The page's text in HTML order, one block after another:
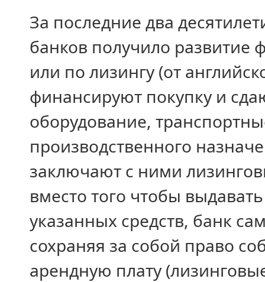
За последние два
банков получило
или по лизингу (от
финансируют покупку и
оборудование,
производственного
заключают с ними
вместо того чтобы
указанных средств, банк
сохраняя за собой право
арендную плату